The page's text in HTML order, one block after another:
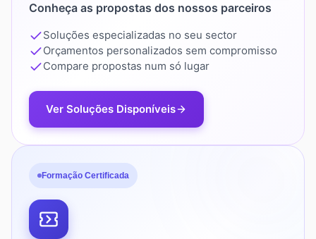
Conheça as propostas dos nossos parceiros
Soluções especializadas no seu sector
Orçamentos personalizados sem compromisso
Compare propostas num só lugar
Ver Soluções Disponíveis
Formação Certificada